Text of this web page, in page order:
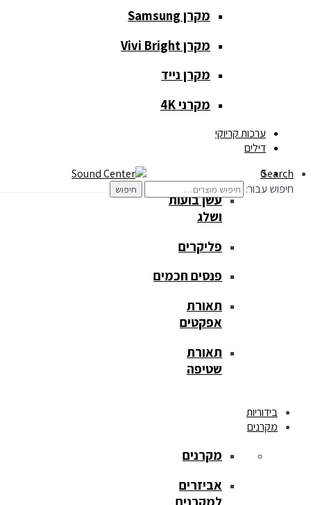
כלי נשיפה
קלידים
תופים
תאורה ואפקטים
עשן בועות
ושלג
פליקרים
פנסים חכמים
תאורת
אפקטים
תאורת
שטיפה
בידוריות
מקרנים
מקרנים
אביזרים
למקרנים
מקרן Samsung
מקרן Vivi Bright
מקרן נייד
מקרני 4K
ערכות קריוקי
דילים
Search
חיפוש עבור:
חיפוש
0